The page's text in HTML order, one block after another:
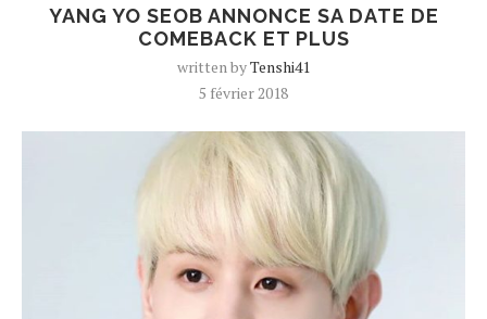
YANG YO SEOB ANNONCE SA DATE DE
COMEBACK ET PLUS
written byTenshi41
5 février 2018